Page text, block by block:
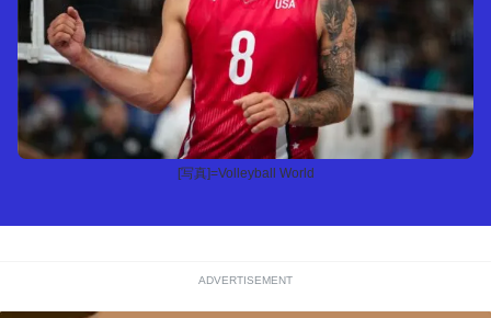
[写真]=Volleyball World
ADVERTISEMENT